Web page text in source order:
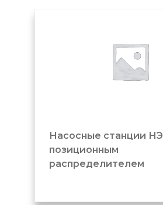
Насосные станции
позиционным
распределителем